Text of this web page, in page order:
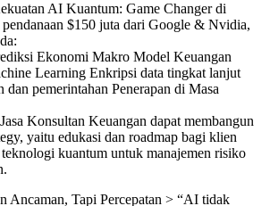
AI Kuantum: Game Changer di
$150 juta dari Google & Nvidia,
Ekonomi Makro Model Keuangan
Learning Enkripsi data tingkat lanjut
dan pemerintahan Penerapan di Masa
Konsultan Keuangan dapat membangun
yaitu edukasi dan roadmap bagi klien
kuantum untuk manajemen risiko
Ancaman, Tapi Percepatan > “AI tidak